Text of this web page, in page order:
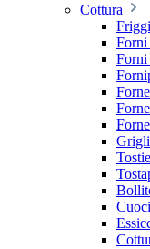
Cottura
Forni
Forni